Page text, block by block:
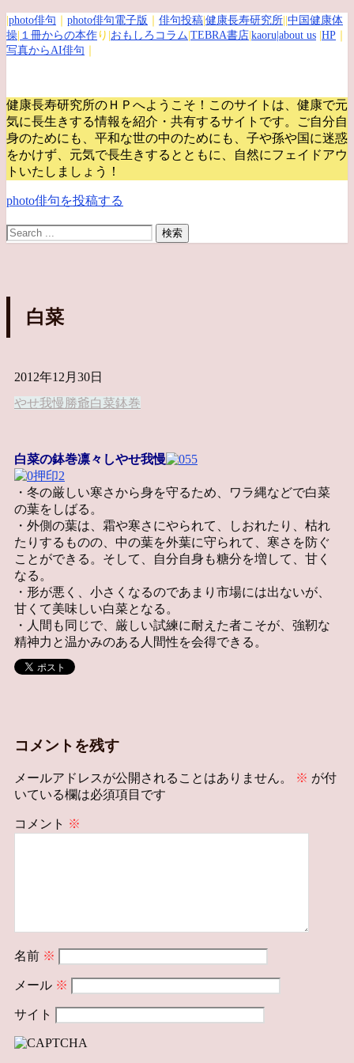
photo俳句 photo俳句電子版 俳句投稿 健康長寿研究所 中国健康体
操 １冊からの本作 り| おもしろコラム TEBRA書店 kaoru |about us HP
写真からAI俳句
健康長寿研究所のＨＰへようこそ！このサイトは、健康で元
気に長生きする情報を紹介・共有するサイトです。
ご自分自
身のためにも、平和な世の中のためにも、子や孫や国に迷惑
をかけず、元気で長生きするとともに、自然にフェイドアウ
トいたしましょう！
photo俳句を投稿する
白菜
2012年12月30日
やせ我慢 勝爺白菜鉢巻
白菜の鉢巻凛々しやせ我慢
・冬の厳しい寒さから身を守るため、ワラ縄などで白菜
の葉をしばる。
・外側の葉は、霜や寒さにやられて、しおれたり、枯れ
たりするものの、中の葉を外葉に守られて、寒さを防ぐ
ことができる。そして、自分自身も糖分を増して、甘く
なる。
・形が悪く、小さくなるのであまり市場には出ないが、
甘くて美味しい白菜となる。
・人間も同じで、厳しい試練に耐えた者こそが、強靭な
精神力と温かみのある人間性を会得できる。
コメントを残す
メールアドレスが公開されることはありません。 ※ が付
いている欄は必須項目です
コメント ※
名前 ※
メール ※
サイト